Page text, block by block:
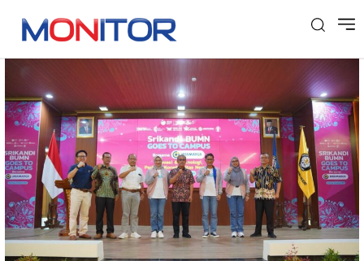
Tag: Edy Surahmad